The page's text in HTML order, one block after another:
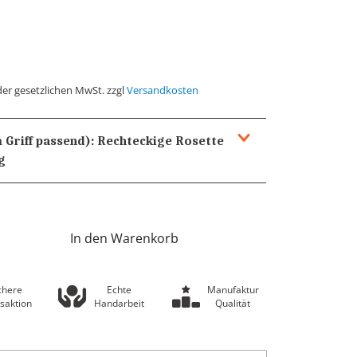
gesetzlichen MwSt. zzglVersandkosten
passend): Rechteckige Rosette
In den Warenkorb
Echte
Handarbeit
Manufaktur
Qualität